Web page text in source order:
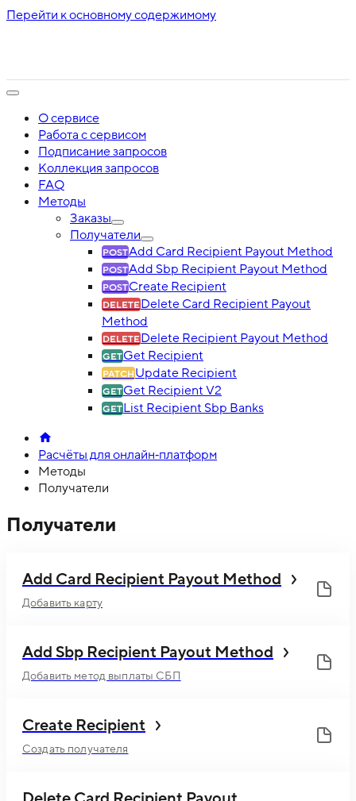
Перейти к основному содержимому
О сервисе
Работа с сервисом
Подписание запросов
Коллекция запросов
FAQ
Методы
Заказы
Получатели
Add Card Recipient Payout Method
Add Sbp Recipient Payout Method
Create Recipient
Delete Card Recipient Payout
Method
Delete Recipient Payout Method
Get Recipient
Update Recipient
Get Recipient V2
List Recipient Sbp Banks
Расчёты для онлайн‑платформ
Методы
Получатели
Получатели
Add Card Recipient Payout Method
Добавить карту
Add Sbp Recipient Payout Method
Добавить метод выплаты СБП
Create Recipient
Создать получателя